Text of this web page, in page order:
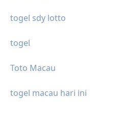
togel sdy lotto
togel
Toto Macau
togel macau hari ini